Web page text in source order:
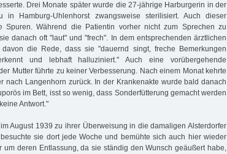
Drei Monate später wurde die 27-jährige Harburgerin in der
in Hamburg-Uhlenhorst zwangsweise sterilisiert. Auch dieser
Spuren. Während die Patientin vorher nicht zum Sprechen zu
danach oft "laut" und "frech". In dem entsprechenden ärztlichen
die Rede, dass sie "dauernd singt, freche Bemerkungen
und lebhaft halluziniert." Auch eine vorübergehende
Mutter führte zu keiner Verbesserung. Nach einem Monat kehrte
nach Langenhorn zurück. In der Krankenakte wurde bald danach
im Bett, isst so wenig, dass Sonderfütterung gemacht werden
Antwort."
August 1939 zu ihrer Überweisung in die damaligen Alsterdorfer
sie dort jede Woche und bemühte sich auch hier wieder
um deren Entlassung, da sie ständig den Wunsch geäußert habe,